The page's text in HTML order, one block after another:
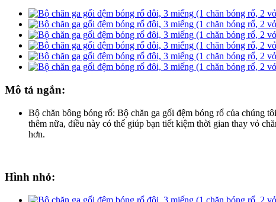
Mô tả ngắn:
Bộ chăn bông bóng rổ: Bộ chăn ga gối đệm bóng rổ của chúng
thêm nữa, điều này có thể giúp bạn tiết kiệm thời gian thay vỏ
hơn.
Hình nhỏ: